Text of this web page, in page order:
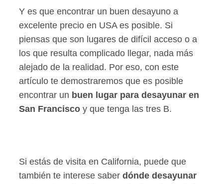
Y es que encontrar un buen desayuno a
excelente precio en USA es posible. Si
piensas que son lugares de difícil acceso o a
los que resulta complicado llegar, nada más
alejado de la realidad. Por eso, con este
artículo te demostraremos que es posible
encontrar un buen lugar para desayunar en
San Francisco y que tenga las tres B.
Si estás de visita en California, puede que
también te interese saberdónde desayunar